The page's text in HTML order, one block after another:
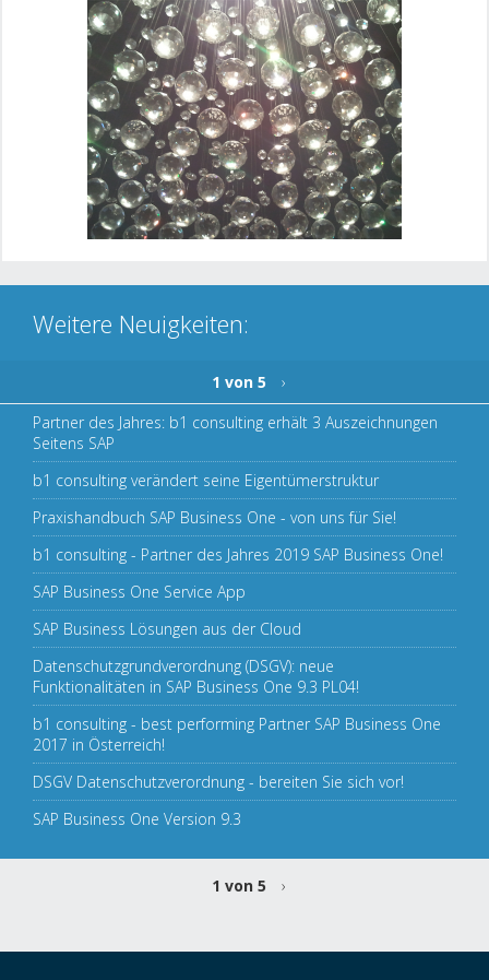
Weitere Neuigkeiten:
1 von 5
›
Partner des Jahres: b1 consulting erhält 3 Auszeichnungen
Seitens SAP
b1 consulting verändert seine Eigentümerstruktur
Praxishandbuch SAP Business One - von uns für Sie!
b1 consulting - Partner des Jahres 2019 SAP Business One!
SAP Business One Service App
SAP Business Lösungen aus der Cloud
Datenschutzgrundverordnung (DSGV): neue
Funktionalitäten in SAP Business One 9.3 PL04!
b1 consulting - best performing Partner SAP Business One
2017 in Österreich!
DSGV Datenschutzverordnung - bereiten Sie sich vor!
SAP Business One Version 9.3
1 von 5 ›